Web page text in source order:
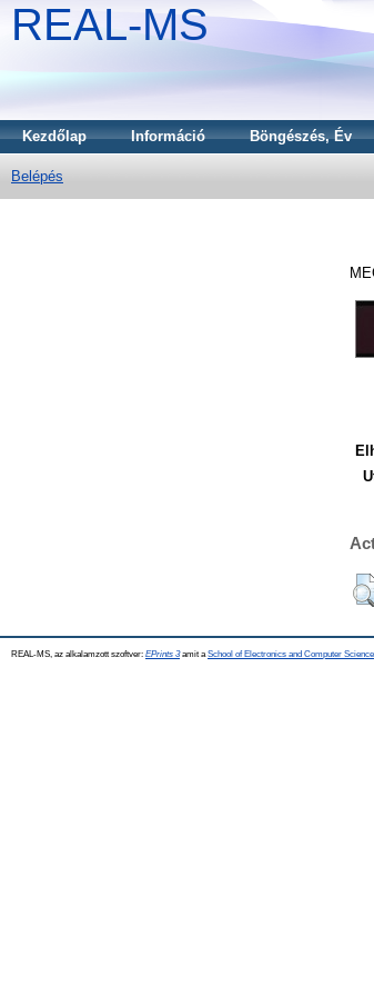
REAL-MS
Kezdőlap Információ Böngészés, Év
Belépés
REAL-MS, az alkalamzott szoftver: EPrints 3amit a School of Electronics and Computer Science